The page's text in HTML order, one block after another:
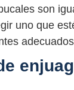
son
uno que